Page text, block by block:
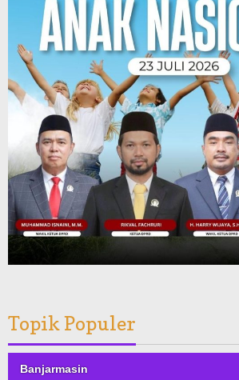
Topik Populer
Banjarmasin